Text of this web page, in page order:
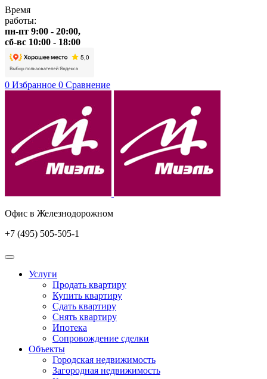
Время
работы:
пн-пт 9:00 - 20:00,
сб-вс 10:00 - 18:00
0 Избранное 0 Сравнение
Офис в Железнодорожном
+7 (495) 505-505-1
Услуги
Продать квартиру
Купить квартиру
Сдать квартиру
Снять квартиру
Ипотека
Сопровождение сделки
Объекты
Городская недвижимость
Загородная недвижимость